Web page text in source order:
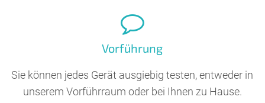
Vorführung
Sie können jedes Gerät ausgiebig testen, entweder in
unserem Vorführraum oder bei Ihnen zu Hause.